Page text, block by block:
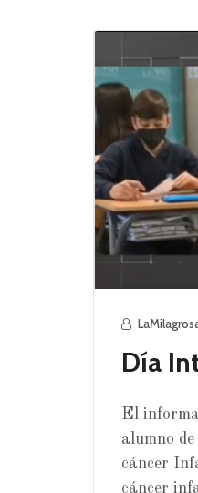
Día
El
alumno
cáncer
cáncer